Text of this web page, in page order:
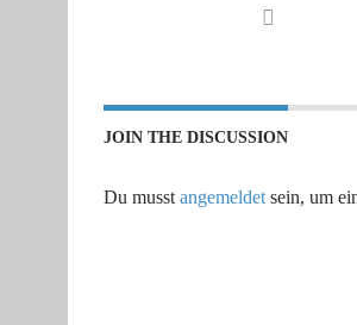
JOIN THE DISCUSSION
Du musst angemeldet sein, um